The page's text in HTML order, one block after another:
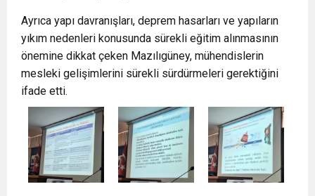
Ayrıca yapı davranışları, deprem hasarları ve yapıların
yıkım nedenleri konusunda sürekli eğitim alınmasının
önemine dikkat çeken Mazılıgüney, mühendislerin
mesleki gelişimlerini sürekli sürdürmeleri gerektiğini
ifade etti.